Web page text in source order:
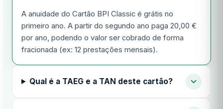
A anuidade do Cartão BPI Classic é grátis no
primeiro ano. A partir do segundo ano paga 20,00 €
por ano, podendo o valor ser cobrado de forma
fracionada (ex: 12 prestações mensais).
Qual é a TAEG e a TAN deste cartão?